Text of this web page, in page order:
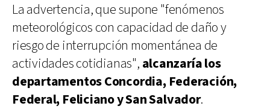
La advertencia, que supone "fenómenos
meteorológicos con capacidad de daño y
riesgo de interrupción momentánea de
actividades cotidianas", alcanzaría los
departamentos Concordia, Federación,
Federal, Feliciano y San Salvador.